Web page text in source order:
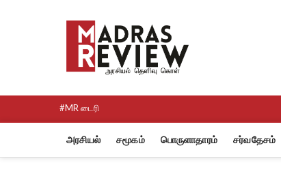
Madras
#MR டைரி
அரசியல் சமூகம் பொருளாதாரம் சர்வதேசம்